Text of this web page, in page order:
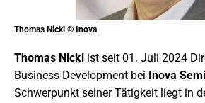
Thomas Nickl © Inova
Thomas Nickl ist seit 01. Juli 2024
Business Development bei Inova
Schwerpunkt seiner Tätigkeit liegt in